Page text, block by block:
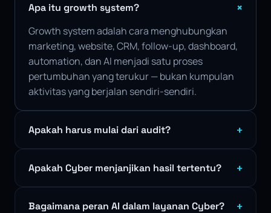
Apa itu growth system? +
Growth system adalah cara menghubungkan
marketing, website, CRM, follow-up, dashboard,
automation, dan AI menjadi satu proses
pertumbuhan yang terukur — bukan kumpulan
aktivitas yang berjalan sendiri-sendiri.
Apakah harus mulai dari audit? +
Apakah Cyber menjanjikan hasil tertentu? +
Bagaimana peran AI dalam layanan Cyber? +